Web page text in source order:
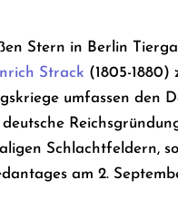
Stern in Berlin
Strack (1805-
umfassen den
deutsche
Schlachtfeldern,
am 2.